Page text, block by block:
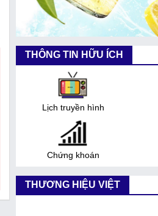
THÔNG TIN HỮU ÍCH
Lịch truyền hình
Chứng khoán
THƯƠNG HIỆU VIỆT